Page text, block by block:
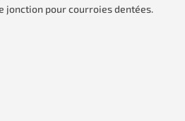
jonction pour courroies dentées.